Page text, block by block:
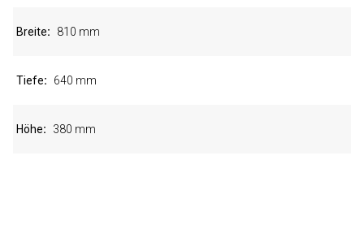
Breite 810 mm
Tiefe 640 mm
Höhe 380 mm